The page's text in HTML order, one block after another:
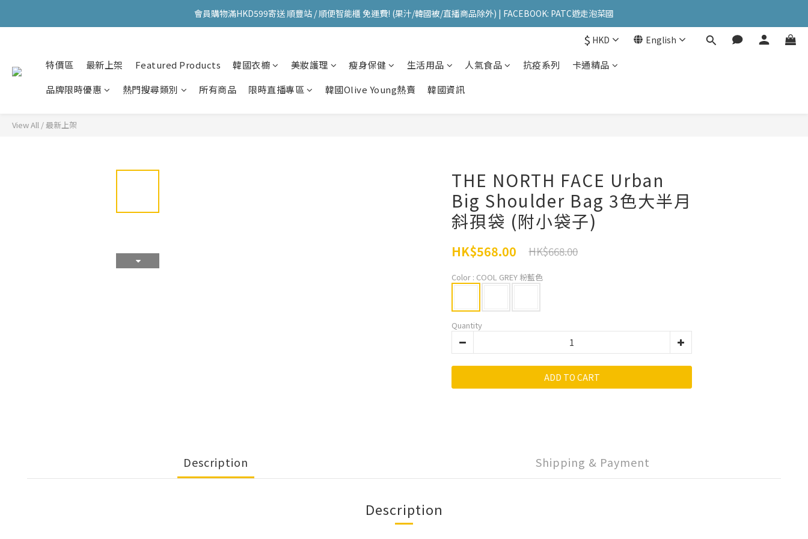
會員購物滿HKD599寄送 順豐站 / 順便智能櫃 免運費! (果汁/韓國被/直播商品除外) | FACEBOOK: PATC遊走泡菜國
會員購物滿HKD599寄送 順豐站 / 順便智能櫃 免運費! (果汁/韓國被/直播商品除外) | FACEBOOK: PATC遊走泡菜國
會員購物滿HKD599寄送 順豐站 / 順便智能櫃 免運費! (果汁/韓國被/直播商品除外) | FACEBOOK: PATC遊走泡菜國
$ HKD English
特價區 最新上架 Featured Products 韓國衣櫥 美妝護理 瘦身保健 生活用品 人氣食品 抗疫系列
卡通精品
品牌限時優惠
熱門搜尋類別 所有商品 限時直播專區 韓國Olive Young熱賣 韓國資訊
View All /最新上架
THE NORTH FACE Urban
Big Shoulder Bag 3色大半月
斜孭袋 (附小袋子)
HK$568.00 HK$668.00
Color : COOL GREY 粉藍色
Quantity
ADD TO CART
Description Shipping & Payment
Description